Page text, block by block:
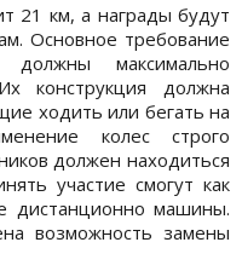
21 км, а награды будут
Основное требование
максимально
конструкция должна
ходить или бегать на
колес строго
должен находиться
участие смогут как
дистанционно машины.
возможность замены